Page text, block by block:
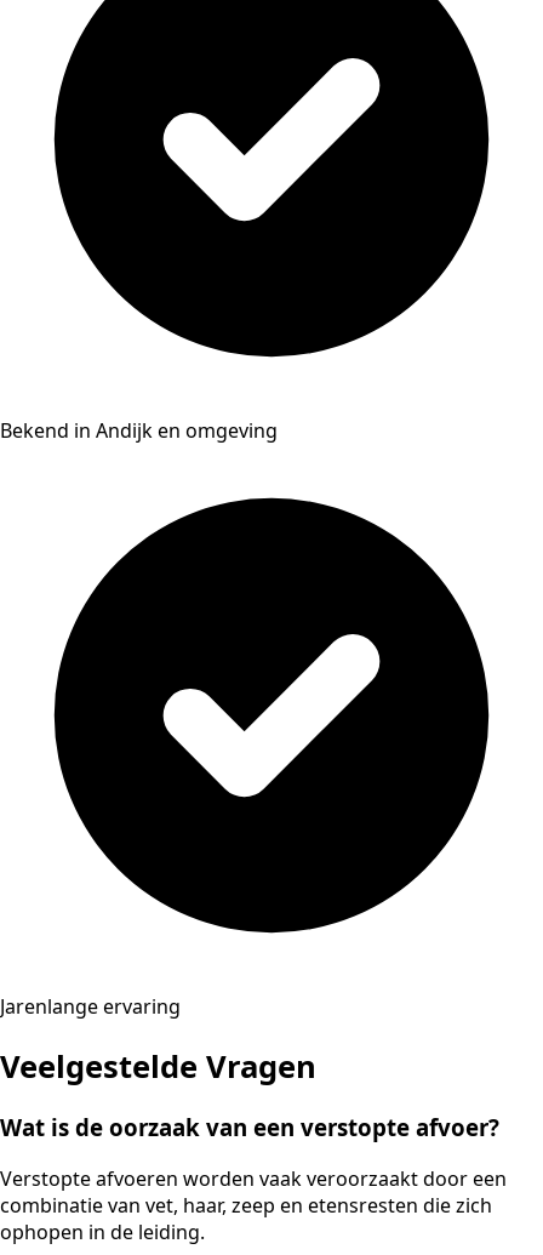
Bekend in Andijk en omgeving
Jarenlange ervaring
Veelgestelde Vragen
Wat is de oorzaak van een verstopte afvoer?
Verstopte afvoeren worden vaak veroorzaakt door een
combinatie van vet, haar, zeep en etensresten die zich
ophopen in de leiding.